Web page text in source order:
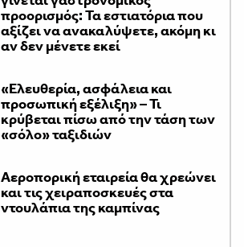
προορισμός: Τα εστιατόρια που
αξίζει να ανακαλύψετε, ακόμη κι
αν δεν μένετε εκεί
«Ελευθερία, ασφάλεια και
προσωπική εξέλιξη» – Τι
κρύβεται πίσω από την τάση των
«σόλο» ταξιδιών
Αεροπορική εταιρεία θα χρεώνει
και τις χειραποσκευές στα
ντουλάπια της καμπίνας